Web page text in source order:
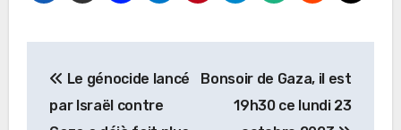
de
Le génocide lancé
par Israël contre
Bonsoir de Gaza, il est
19h30 ce lundi 23